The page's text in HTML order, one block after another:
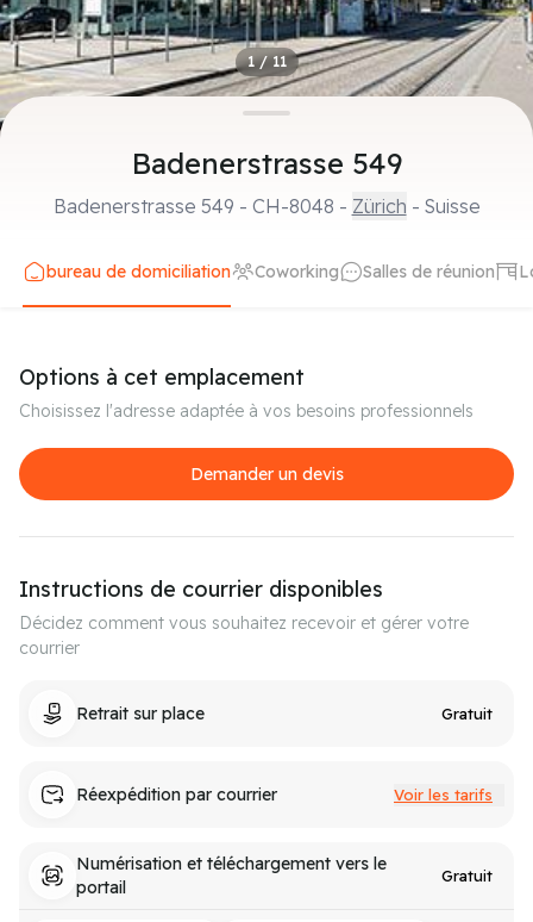
1/11
Badenerstrasse 549
Badenerstrasse 549 - CH-8048 - Zürich - Suisse
bureau de domiciliation Coworking Salles de réunion
Options à cet emplacement
Choisissez l'adresse adaptée à vos besoins professionnels
Demander un devis
Instructions de courrier disponibles
Décidez comment vous souhaitez recevoir et gérer votre
courrier
Retrait sur place Gratuit
Réexpédition par courrier Voir les tarifs
Numérisation et téléchargement vers le
portail
Gratuit